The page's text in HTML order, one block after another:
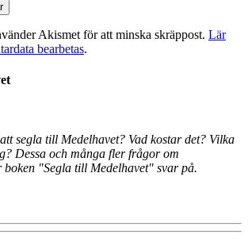
Akismet för att minska skräppost. Lär
bearbetas.
segla till Medelhavet? Vad kostar det? Vilka
Dessa och många fler frågor om
boken "Segla till Medelhavet" svar på.